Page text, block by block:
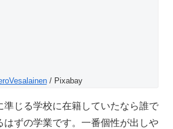
/ Pixabay
準じる学校に在籍していたなら誰で
はずの学業です。一番個性が出しや